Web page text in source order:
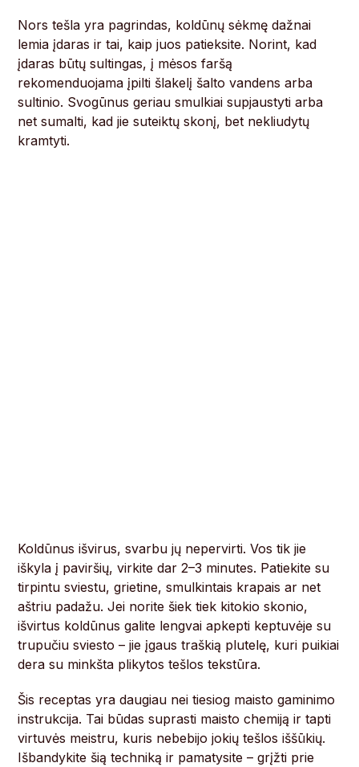
Nors tešla yra pagrindas, koldūnų sėkmę dažnai
lemia įdaras ir tai, kaip juos patieksite. Norint, kad
įdaras būtų sultingas, į mėsos faršą
rekomenduojama įpilti šlakelį šalto vandens arba
sultinio. Svogūnus geriau smulkiai supjaustyti arba
net sumalti, kad jie suteiktų skonį, bet nekliudytų
kramtyti.
Koldūnus išvirus, svarbu jų nepervirti. Vos tik jie
iškyla į paviršių, virkite dar 2–3 minutes. Patiekite su
tirpintu sviestu, grietine, smulkintais krapais ar net
aštriu padažu. Jei norite šiek tiek kitokio skonio,
išvirtus koldūnus galite lengvai apkepti keptuvėje su
trupučiu sviesto – jie įgaus traškią plutelę, kuri puikiai
dera su minkšta plikytos tešlos tekstūra.
Šis receptas yra daugiau nei tiesiog maisto gaminimo
instrukcija. Tai būdas suprasti maisto chemiją ir tapti
virtuvės meistru, kuris nebebijo jokių tešlos iššūkių.
Išbandykite šią techniką ir pamatysite – grįžti prie